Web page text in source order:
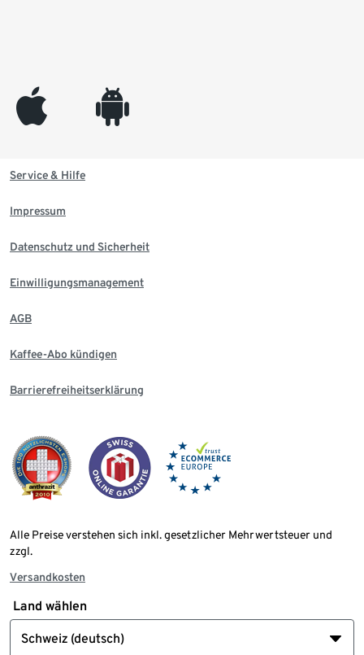
appleinc android
Service & Hilfe
Impressum
Datenschutz und Sicherheit
Einwilligungsmanagement
AGB
Kaffee-Abo kündigen
Barrierefreiheitserklärung
Alle Preise verstehen sich inkl. gesetzlicher Mehrwertsteuer und
zzgl.
Versandkosten
Land wählen
Schweiz (deutsch)